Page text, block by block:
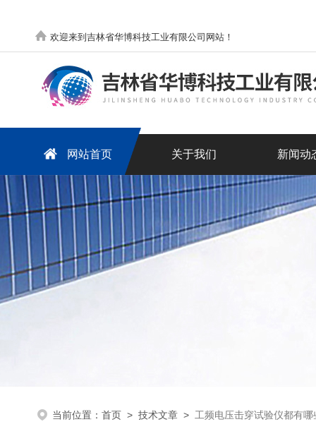
欢迎来到吉林省华博科技工业有限公司网站！
网站首页 关于我们 新闻动
当前位置： 首页 > 技术文章 > 工频电压击穿试验仪都有